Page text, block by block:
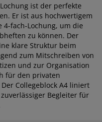
ist der perfekte
Er ist aus hochwertigem
fach-Lochung, um die
zu können. Der
klare Struktur beim
zum Mitschreiben von
und zur Organisation
für den privaten
Collegeblock A4 liniert
Begleiter für